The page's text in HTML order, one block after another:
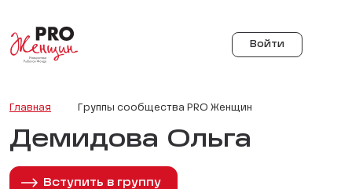
Войти
Главная Группы сообщества PRO Женщин
Демидова Ольга
Вступить в группу